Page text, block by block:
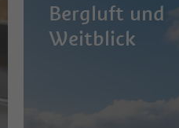
Bergluft und
Weitblick